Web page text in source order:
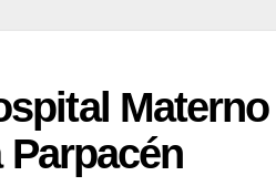
Materno
Parpacén